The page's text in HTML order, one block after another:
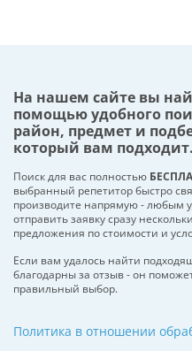
На нашем сайте вы
помощью удобного
район, предмет и
который вам подходит.
Поиск для вас полностью
выбранный репетитор быстро
производите напрямую - любым
отправить заявку сразу
предложения по стоимости и
Если вам удалось найти
благодарны за отзыв - он
правильный выбор.
Политика в отношении